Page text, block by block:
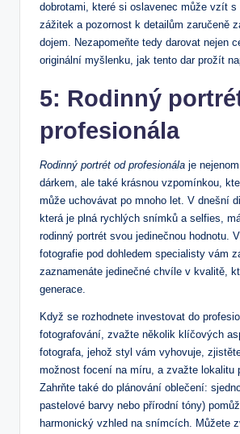
dobrotami, které si oslavenec může vzít s
zážitek a pozornost k detailům zaručeně
dojem. Nezapomeňte tedy darovat nejen
originální myšlenku, jak tento dar prožít
5: Rodinný
profesionála
Rodinný portrét od profesionála je
dárkem, ale také krásnou vzpomínkou,
může uchovávat po mnoho let. V dnešní
která je plná rychlých snímků a selfies,
rodinný portrét svou jedinečnou hodnotu.
fotografie pod dohledem specialisty vám
zaznamenáte jedinečné chvíle v kvalitě,
generace.
Když se rozhodnete investovat do
fotografování, zvažte několik klíčových
fotografa, jehož styl vám vyhovuje,
možnost focení na míru, a zvažte lokalitu
Zahrňte také do plánování oblečení:
pastelové barvy nebo přírodní tóny)
harmonický vzhled na snímcích. Můžete